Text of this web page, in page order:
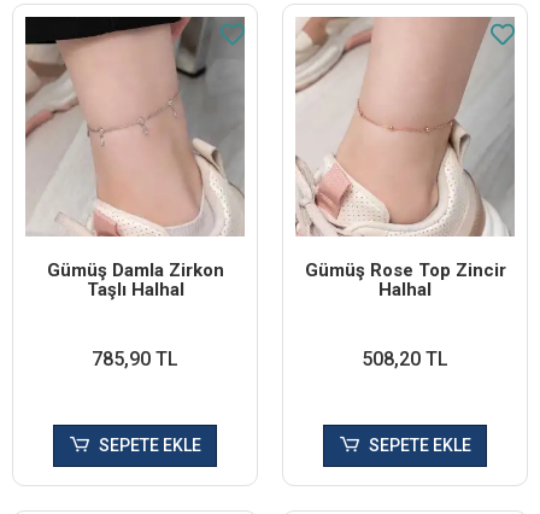
Gümüş Damla Zirkon
Taşlı Halhal
785,90 TL
SEPETE EKLE
Gümüş Rose Top Zincir
Halhal
508,20 TL
SEPETE EKLE